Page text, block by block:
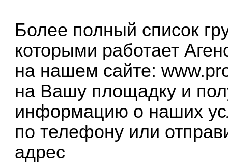
Более полный список
которыми работает
на нашем сайте:
на Вашу площадку и
информацию о наших
по телефону или
адрес